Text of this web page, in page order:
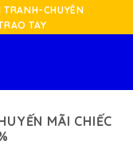
TRANH-CHUYÊN
TAY
MÃI CHIẾC